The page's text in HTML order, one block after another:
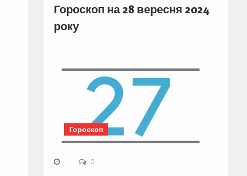
Гороскоп на 28 вересня 2024
року
Гороскоп
0